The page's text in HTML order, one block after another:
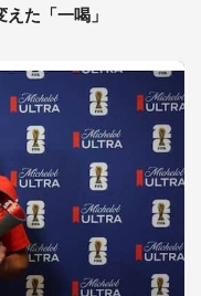
た「一喝」